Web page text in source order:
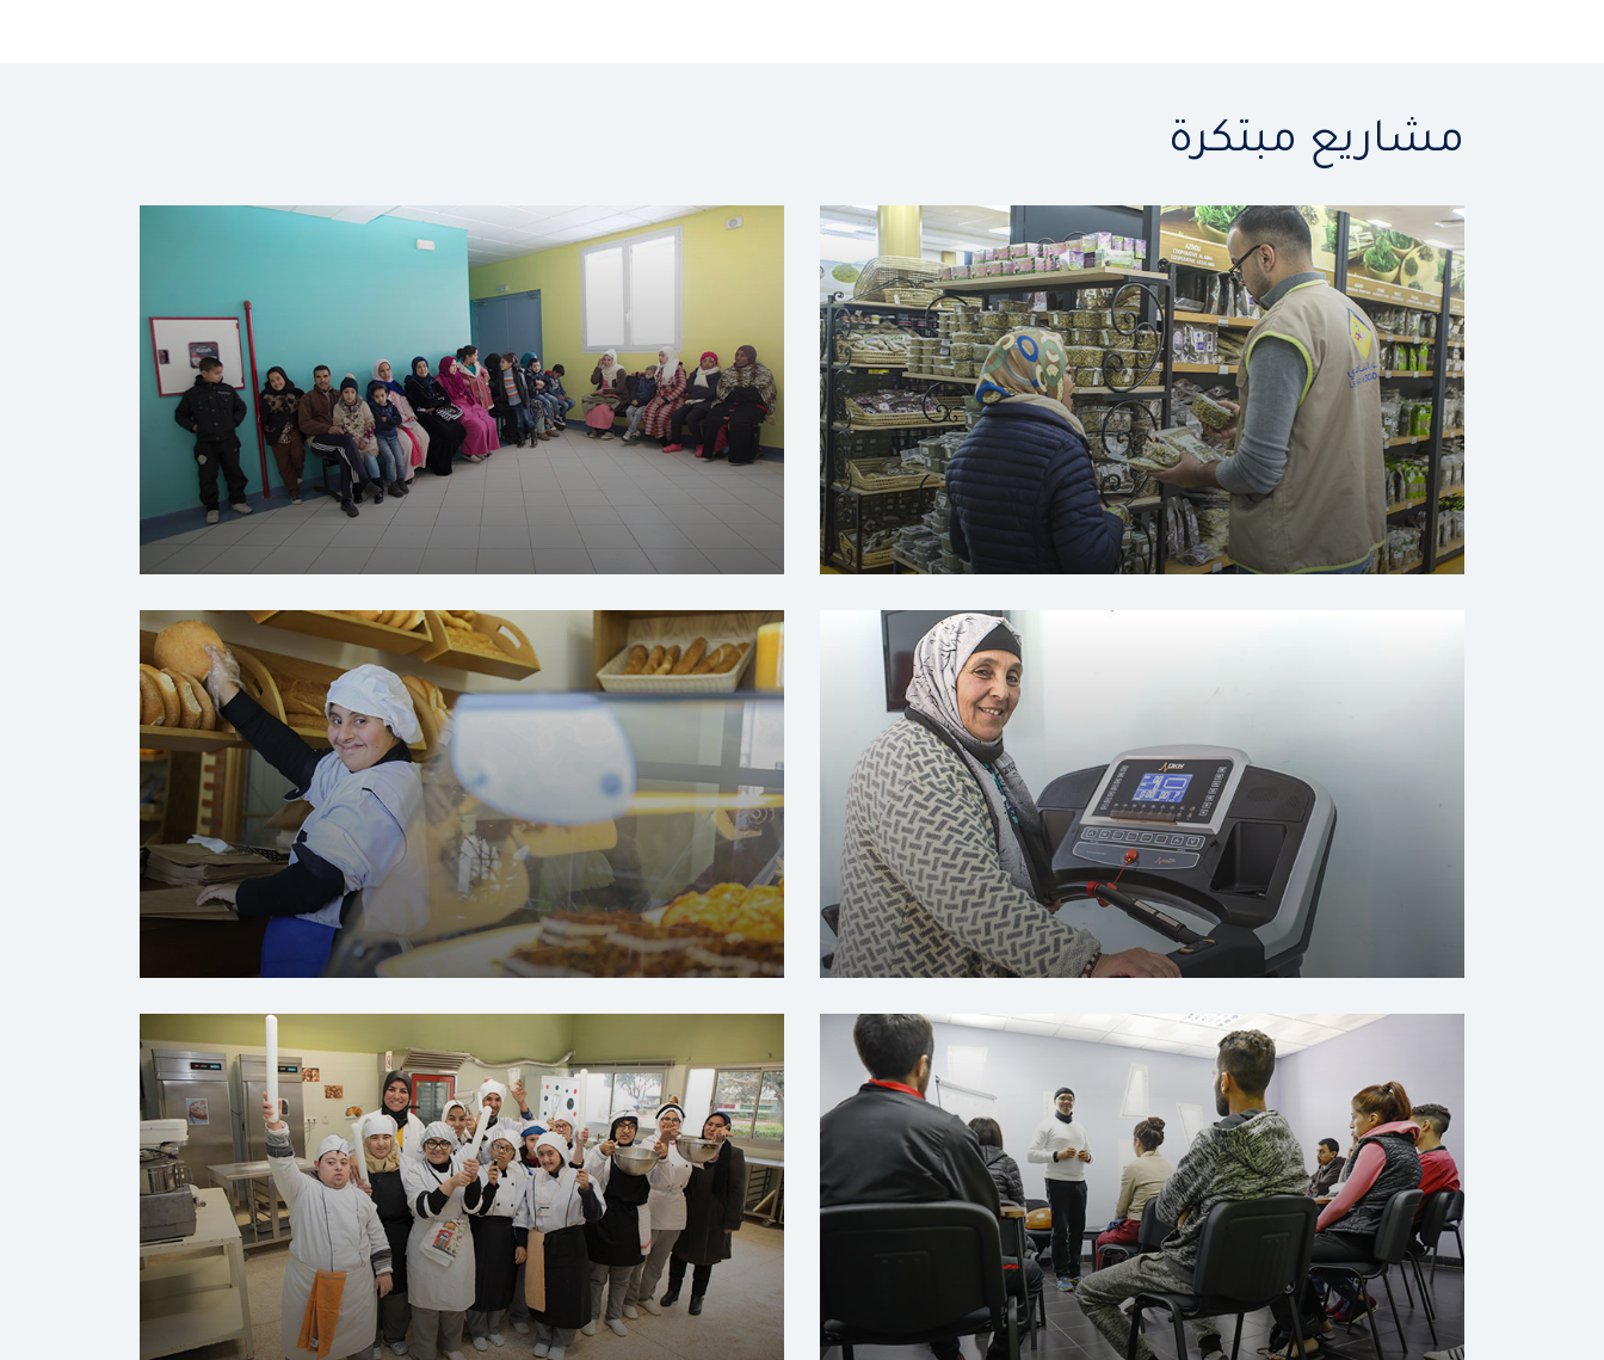
مشاريع مبتكرة
السوق التضامني مركز الرعاية الصحية الأساسية بوقنادل
المركز النهاري لاستقبال مرضى الزهايمر
حي النهضة – الرباط
مركز الإدماج والمساعدة بالتشغيل بسلا